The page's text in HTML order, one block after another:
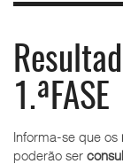
1.ªFASE
Informa-se que os
poderão ser